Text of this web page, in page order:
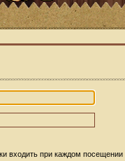
входить при каждом посещении